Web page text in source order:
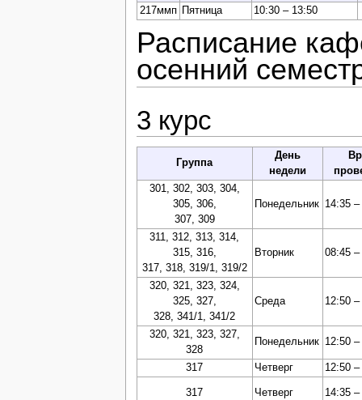
217ммп
Пятница 10:30 – 13:50
Расписание
осенний
3 курс
Группа
День
недели
301, 302, 303, 304,
305, 306,
307, 309
Понедельник 14:35
311, 312, 313, 314,
315, 316,
317, 318, 319/1, 319/2
Вторник 08:45 –
320, 321, 323, 324,
325, 327,
328, 341/1, 341/2
Среда 12:50
320, 321, 323, 327,
328
Понедельник 12:50
317 Четверг 12:50
317 Четверг 14:35